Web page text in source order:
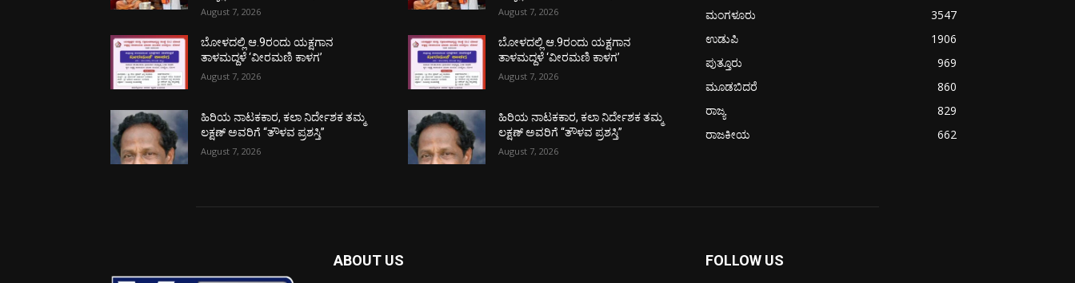
August 7, 2026
ಬೋಳದಲ್ಲಿ ಆ.9ರಂದು ಯಕ್ಷಗಾನ
ತಾಳಮದ್ದಳೆ ‘ವೀರಮಣಿ ಕಾಳಗ’
August 7, 2026
ಹಿರಿಯ ನಾಟಕಕಾರ, ಕಲಾ ನಿರ್ದೇಶಕ ತಮ್ಮ
ಲಕ್ಷಣ್ ಅವರಿಗೆ “ತೌಳವ ಪ್ರಶಸ್ತಿ”
August 7, 2026
August 7, 2026
ಬೋಳದಲ್ಲಿ ಆ.9ರಂದು ಯಕ್ಷಗಾನ
ತಾಳಮದ್ದಳೆ ‘ವೀರಮಣಿ ಕಾಳಗ’
August 7, 2026
ಹಿರಿಯ ನಾಟಕಕಾರ, ಕಲಾ ನಿರ್ದೇಶಕ ತಮ್ಮ
ಲಕ್ಷಣ್ ಅವರಿಗೆ “ತೌಳವ ಪ್ರಶಸ್ತಿ”
August 7, 2026
ಮಂಗಳೂರು
3547
ಉಡುಪಿ
1906
ಪುತ್ತೂರು
969
ಮೂಡಬಿದರೆ
860
ರಾಜ್ಯ
829
ರಾಜಕೀಯ
662
ABOUT US FOLLOW US